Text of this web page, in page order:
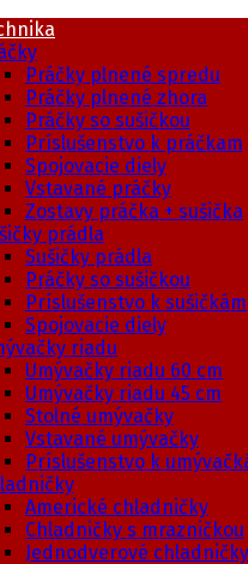
Práčky plnené spredu
Práčky plnené zhora
Práčky so sušičkou
Príslušenstvo k práčkam
Spojovacie diely
Vstavané práčky
Zostavy práčka + sušička
prádla
Sušičky prádla
Práčky so sušičkou
Príslušenstvo k sušičkám
Spojovacie diely
riadu
Umývačky riadu 60 cm
Umývačky riadu 45 cm
Stolné umývačky
Vstavané umývačky
Príslušenstvo k
Americké chladničky
Chladničky s mrazničkou
Jednodverové chladničky